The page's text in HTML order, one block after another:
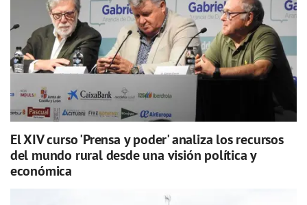
El XIV curso 'Prensa y poder' analiza los recursos
del mundo rural desde una visión política y
económica